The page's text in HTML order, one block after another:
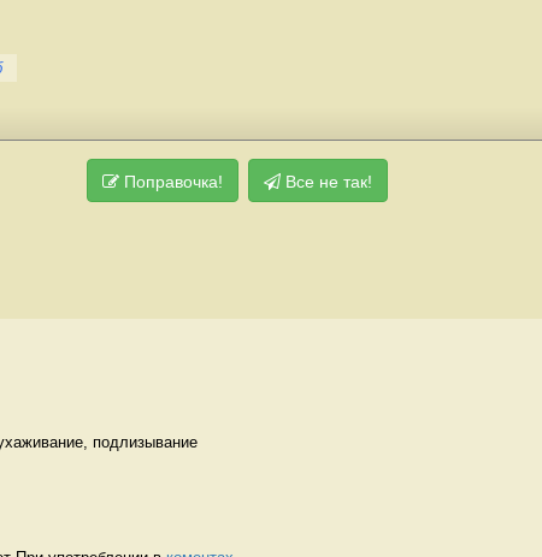
Поправочка! Все не так!
подлизывание